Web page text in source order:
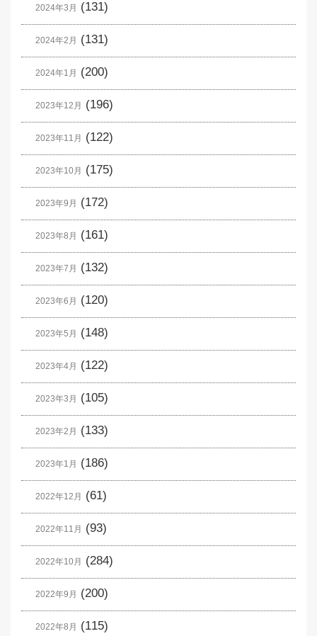
2024年3月 (131)
2024年2月 (131)
2024年1月 (200)
2023年12月 (196)
2023年11月 (122)
2023年10月 (175)
2023年9月 (172)
2023年8月 (161)
2023年7月 (132)
2023年6月 (120)
2023年5月 (148)
2023年4月 (122)
2023年3月 (105)
2023年2月 (133)
2023年1月 (186)
2022年12月 (61)
2022年11月 (93)
2022年10月 (284)
2022年9月 (200)
2022年8月 (115)